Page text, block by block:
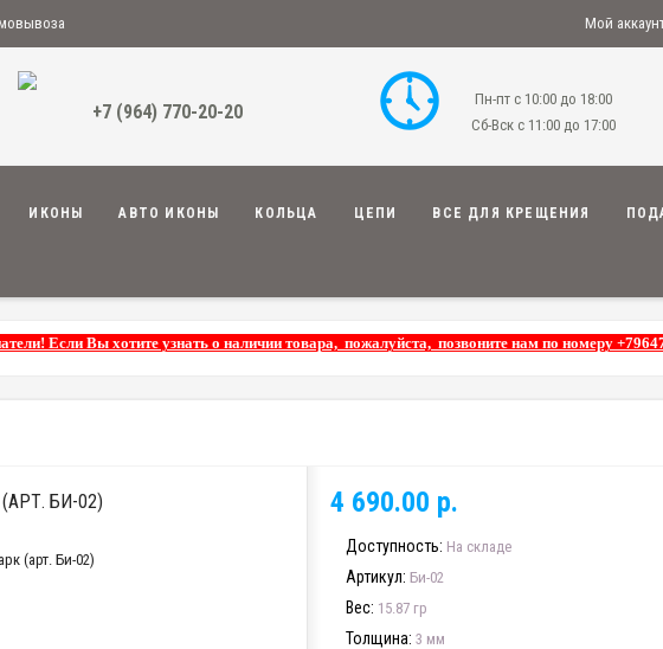
Мой
+7 (964) 770-20-20
Пн-пт с 10:00 до 18:00
Сб-Вск с 11:00 до 17:00
ИКОНЫ АВТО ИКОНЫ КОЛЬЦА ЦЕПИ ВСЕ ДЛЯ КРЕЩЕНИЯ
Если Вы хотите узнать о наличии товара, пожалуйста, позвоните нам по номеру
БИ-02) 4 690.00 р.
Доступность: На складе
Артикул: Би-02
Вес: 15.87 гр
Толщина: 3 мм